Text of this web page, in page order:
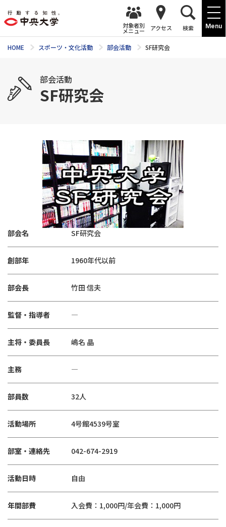
Menu
対象者別
メニュー アクセス 検索
HOME スポーツ・文化活動 部会活動 SF研究会
部会活動
SF研究会
部会名 SF研究会
創部年 1960年代以前
部会長 竹田 信夫
監督・指導者 ―
主将・委員長 嶋名 晶
主務 ―
部員数 32人
活動場所 4号館4539号室
部室・連絡先 042-674-2919
活動日時 自由
年間部費 入会費：1,000円/年会費：1,000円